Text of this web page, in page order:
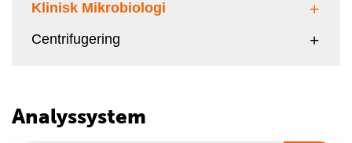
Klinisk Mikrobiologi
Centrifugering
Analyssystem